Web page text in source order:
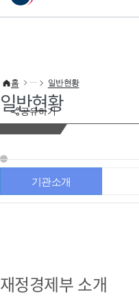
이 누리집은 대한민국 공식 전자정부 누
공유하기
홈 일반현황
일반현황
기관소개
재정경제부 소개